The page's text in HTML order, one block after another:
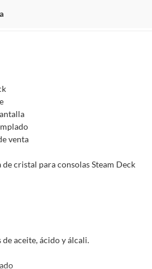
Conoce cuáles son:
de hormigón, morteros, yeso y
de combustión.
de hormigón, morteros, yeso y
o cambiar bajo cambio de opinión
internacional.
alimentos, bebidas,
venta
cristal para consolas Steam Deck
aceite, ácido y álcali.